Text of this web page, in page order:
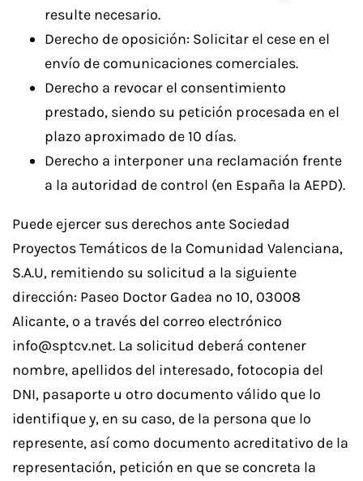
resulte necesario.
Derecho de oposición: Solicitar el cese en el
envío de comunicaciones comerciales.
Derecho a revocar el consentimiento
prestado, siendo su petición procesada en el
plazo aproximado de 10 días.
Derecho a interponer una reclamación frente
a la autoridad de control (en España la AEPD).
Puede ejercer sus derechos ante Sociedad
Proyectos Temáticos de la Comunidad Valenciana,
S.A.U, remitiendo su solicitud a la siguiente
dirección: Paseo Doctor Gadea nº 10, 03008
Alicante, o a través del correo electrónico
info@sptcv.net. La solicitud deberá contener
nombre, apellidos del interesado, fotocopia del
DNI, pasaporte u otro documento válido que lo
identifique y, en su caso, de la persona que lo
represente, así como documento acreditativo de la
representación, petición en que se concreta la